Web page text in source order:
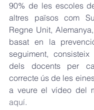
90% de les escoles
altres països com
Regne Unit,
basat en la
seguiment,
dels docents per
correcte ús de les
aquí.